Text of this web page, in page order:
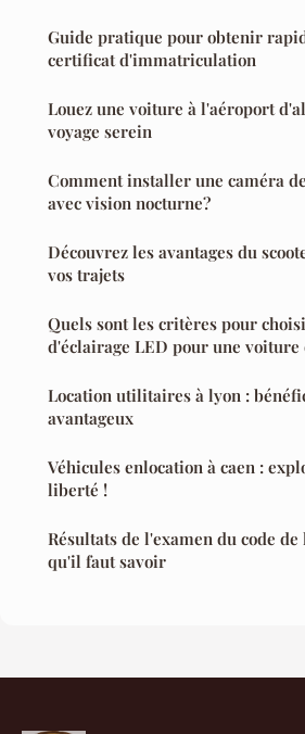
Guide pratique pour obtenir
certificat d'immatriculation
Louez une voiture à l'aéroport
voyage serein
Comment installer une caméra
avec vision nocturne?
Découvrez les avantages du
vos trajets
Quels sont les critères pour
d'éclairage LED pour une voiture
Location utilitaires à lyon :
avantageux
Véhicules enlocation à caen :
liberté !
Résultats de l'examen du code
qu'il faut savoir